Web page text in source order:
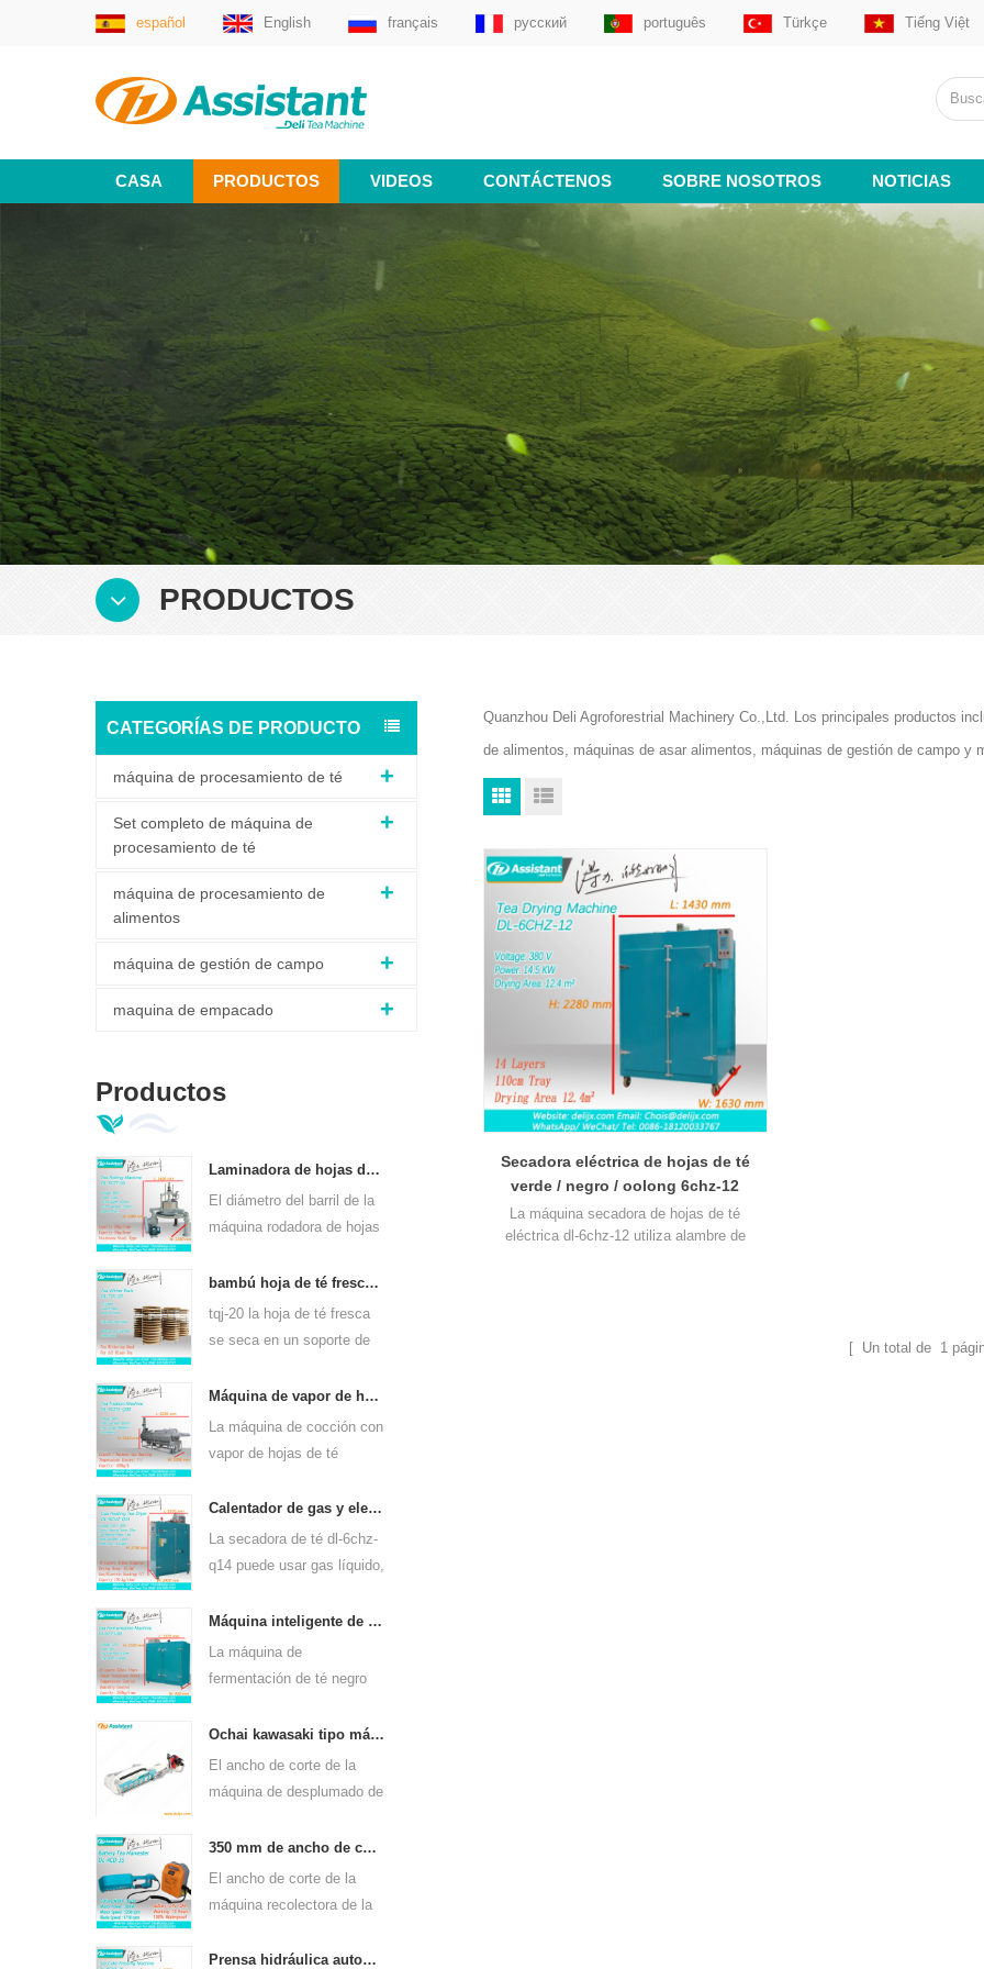
español English français русский português Türkçe Tiếng Việt
CASA PRODUCTOS VIDEOS CONTÁCTENOS SOBRE NOSOTROS NOTICIAS
PRODUCTOS
CATEGORÍAS DE PRODUCTO
máquina de procesamiento de té
Set completo de máquina de
procesamiento de té
máquina de procesamiento de
alimentos
máquina de gestión de campo
maquina de empacado
Productos
Laminadora de hojas de té verde ortodoxo 6crt-55
El diámetro del barril de la
máquina rodadora de hojas
550 mm, altura 400 mm,
productividad es 75kg / h
bambú hoja de té fresco se marchita rack tqj-20
tqj-20 la hoja de té fresca
se seca en un soporte de
inoxidable, se puede usar
para todo tipo de té.
Máquina de vapor de hojas de té de calentamiento continuo de gas para clases de té 6cstl-q80
La máquina de cocción con
vapor de hojas de té
q80 puede usarse para
muchos tipos de té, como
el té verde, el té oolong y
Calentador de gas y electricidad máquina de secado de hojas de té verde 6chz-q14
La secadora de té dl-6chz-
q14 puede usar gas líquido,
puede secar todo tipo de
té, como el té verde, el té
negro, el té oolong, etc.
Máquina inteligente de fermentación de té negro 6cfj-80.
La máquina de
fermentación de té negro
principalmente para
procesar té negro, permite
fermentar mejor el té negro.
Ochai kawasaki tipo máquina de cosecha de desplume de hojas de té de un solo hombre 4c-t50a5
El ancho de corte de la
máquina de desplumado de
hombre de mano dl-4c-
t50a5 es de 450 mm, 500
mm, 600 mm, use el motor
350 mm de ancho de corte eléctrico con pilas, hoja de té, té, máquina de desplume 4cd-35
El ancho de corte de la
máquina recolectora de la
hoja del té de dl-4cd-35 esPrensa hidráulica automática de té pastel de té máquina de prensado de ladrillos 6cy3-15
Quanzhou Deli Agroforestrial Machinery Co.,Ltd. Los principales productos
de alimentos, máquinas de asar alimentos, máquinas de gestión de campo y
Secadora eléctrica de hojas de té
verde / negro / oolong 6chz-12
La máquina secadora de hojas de té
eléctrica dl-6chz-12 utiliza alambre de
[ Un total de 1